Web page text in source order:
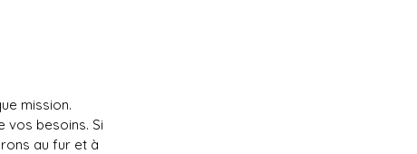
mission.
vos besoins. Si
au fur et à